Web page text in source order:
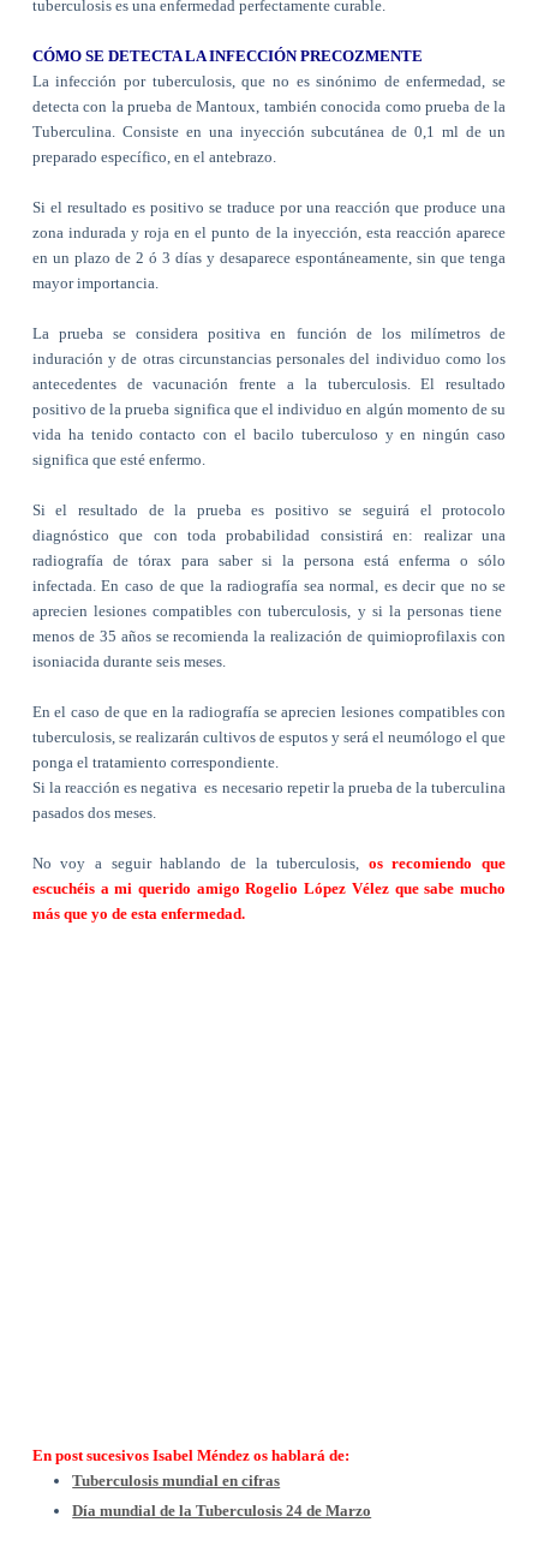
tuberculosis es una enfermedad perfectamente curable.
CÓMO SE DETECTA LA INFECCIÓN PRECOZMENTE
La infección por tuberculosis, que no es sinónimo de enfermedad, se
detecta con la prueba de Mantoux, también conocida como prueba de la
Tuberculina. Consiste en una inyección subcutánea de 0,1 ml de un
preparado específico, en el antebrazo.
Si el resultado es positivo se traduce por una reacción que produce una
zona indurada y roja en el punto de la inyección, esta reacción aparece
en un plazo de 2 ó 3 días y desaparece espontáneamente, sin que tenga
mayor importancia.
La prueba se considera positiva en función de los milímetros de
induración y de otras circunstancias personales del individuo como los
antecedentes de vacunación frente a la tuberculosis.El resultado
positivo de la prueba significa que el individuo en algún momento de su
vida ha tenido contacto con el bacilo tuberculoso y en ningún caso
significa que esté enfermo.
Si el resultado de la prueba es positivo se seguirá el protocolo
diagnóstico que con toda probabilidad consistirá en: realizar una
radiografía de tórax para saber si la persona está enferma o sólo
infectada. En caso de que la radiografía sea normal, es decir que no se
aprecien lesiones compatibles con tuberculosis, y si la personas tiene
menos de 35 años se recomienda la realización de quimioprofilaxis con
isoniacida durante seis meses.
En el caso de que en la radiografía se aprecien lesiones compatibles con
tuberculosis, se realizarán cultivos de esputos y será el neumólogo el que
ponga el tratamiento correspondiente.
Si la reacción es negativa es necesario repetir la prueba de la tuberculina
pasados dos meses.
No voy a seguir hablando de la tuberculosis, os recomiendo que
escuchéis a mi querido amigo Rogelio López Vélez que sabe mucho
más que yo de esta enfermedad.
En post sucesivos Isabel Méndez os hablará de:
Tuberculosis mundial en cifras
Día mundial de la Tuberculosis 24 de Marzo